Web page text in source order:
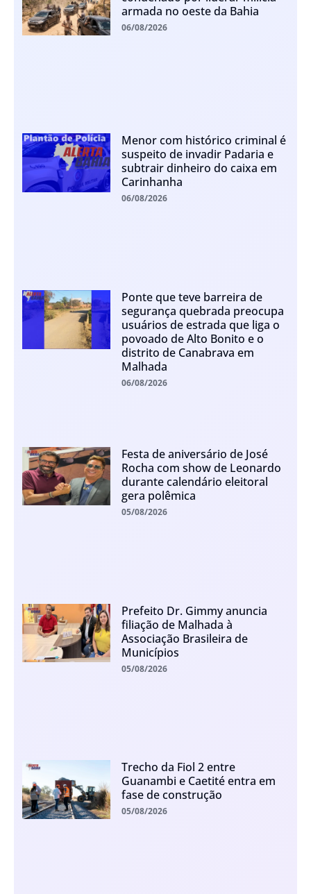
armada no oeste da Bahia
06/08/2026
Menor com histórico criminal é
suspeito de invadir Padaria e
subtrair dinheiro do caixa em
Carinhanha
06/08/2026
Ponte que teve barreira de
segurança quebrada preocupa
usuários de estrada que liga o
povoado de Alto Bonito e o
distrito de Canabrava em
Malhada
06/08/2026
Festa de aniversário de José
Rocha com show de Leonardo
durante calendário eleitoral
gera polêmica
05/08/2026
Prefeito Dr. Gimmy anuncia
filiação de Malhada à
Associação Brasileira de
Municípios
05/08/2026
Trecho da Fiol 2 entre
Guanambi e Caetité entra em
fase de construção
05/08/2026